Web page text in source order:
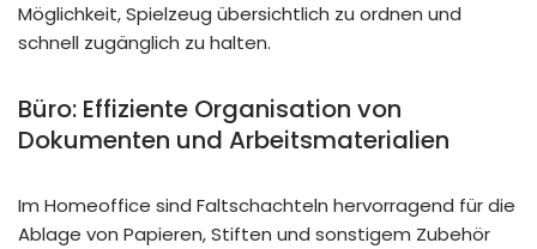
Möglichkeit, Spielzeug übersichtlich zu ordnen und
schnell zugänglich zu halten.
Büro: Effiziente Organisation von
Dokumenten und Arbeitsmaterialien
Im Homeoffice sind Faltschachteln hervorragend für die
Ablage von Papieren, Stiften und sonstigem Zubehör